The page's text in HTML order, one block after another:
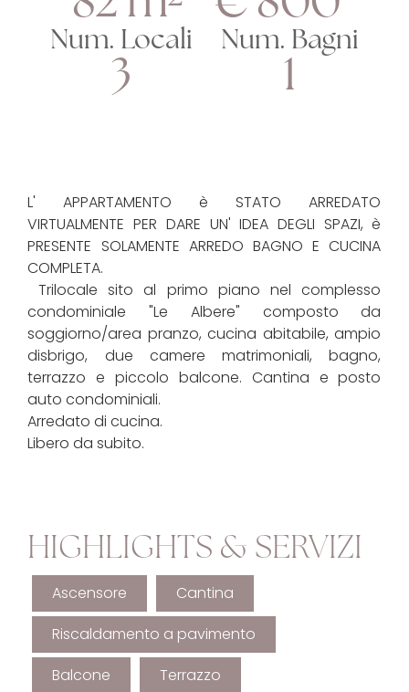
Num. Locali
3
Num. Bagni
1
L' APPARTAMENTO è STATO ARREDATO
VIRTUALMENTE PER DARE UN' IDEA DEGLI SPAZI, è
PRESENTE SOLAMENTE ARREDO BAGNO E CUCINA
COMPLETA.
Trilocale sito al primo piano nel complesso
condominiale "Le Albere" composto da
soggiorno/area pranzo, cucina abitabile, ampio
disbrigo, due camere matrimoniali, bagno,
terrazzo e piccolo balcone. Cantina e posto
auto condominiali.
Arredato di cucina.
Libero da subito.
HIGHLIGHTS & SERVIZI
Ascensore
Cantina
Riscaldamento a pavimento
Balcone
Terrazzo